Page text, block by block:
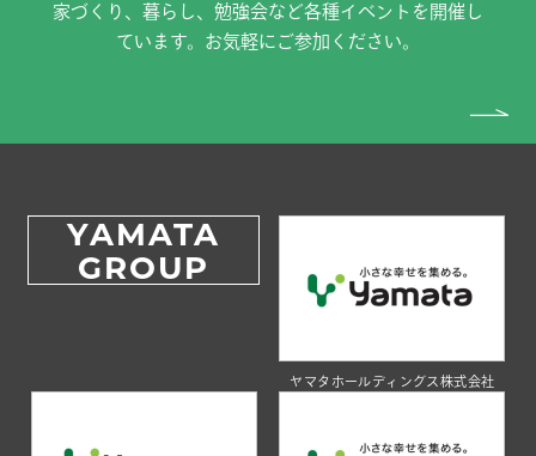
家づくり、暮らし、勉強会など各種イベントを開催し
ています。お気軽にご参加ください。
YAMATA
GROUP
ヤマタホールディングス株式会社